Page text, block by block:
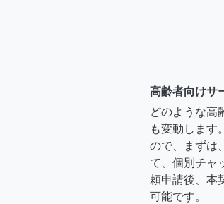
高齢者向けサ
どのような高
も変動します
ので、まずは
て、個別チャ
頼申請後、本
可能です。